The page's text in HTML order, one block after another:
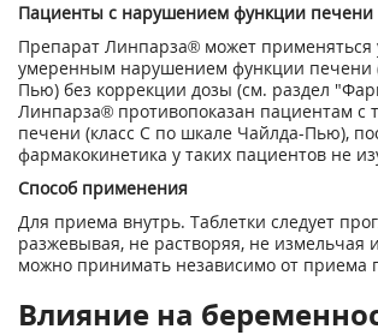
Пациенты с нарушением функции печени
Препарат Линпарза® может применяться
умеренным нарушением функции печени
Пью) без коррекции дозы (см. раздел
Линпарза® противопоказан пациентам
печени (класс С по шкале Чайлда-Пью),
фармакокинетика у таких пациентов не
Способ применения
Для приема внутрь. Таблетки следует
разжевывая, не растворяя, не
можно принимать независимо от приема
Влияние на